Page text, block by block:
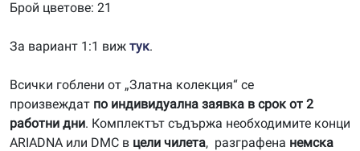
Брой цветове: 21
За вариант 1:1 виж тук.
Всички гоблени от „Златна колекция“ се
произвеждат по индивидуална заявка в срок от 2
работни дни. Комплектът съдържа необходимите конци
ARIADNA или DMC в цели чилета, разграфена немска